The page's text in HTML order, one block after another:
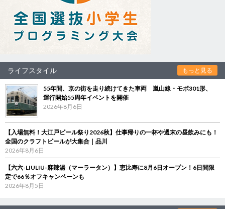
ライフスタイル もっと見る
55年間、京の街を走り続けてきた車両 嵐山線・モボ301形、
運行開始55周年イベントを開催
2026年8月6日
【入場無料！大江戸ビール祭り2026秋】仕事帰りの一杯や週末の昼飲みにも！
全国のクラフトビールが大集合｜品川
2026年8月6日
【六六-LIULIU-麻辣湯（マーラータン）】恵比寿に8月6日オープン！6日間限
定で66％オフキャンペーンも
2026年8月5日